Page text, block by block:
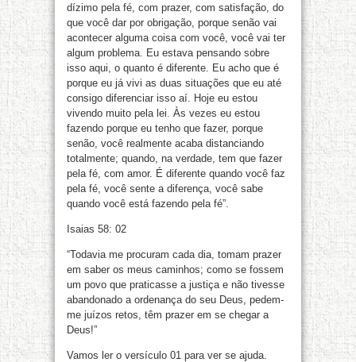
dízimo pela fé, com prazer, com satisfação, do
que você dar por obrigação, porque senão vai
acontecer alguma coisa com você, você vai ter
algum problema. Eu estava pensando sobre
isso aqui, o quanto é diferente. Eu acho que é
porque eu já vivi as duas situações que eu até
consigo diferenciar isso aí. Hoje eu estou
vivendo muito pela lei. Às vezes eu estou
fazendo porque eu tenho que fazer, porque
senão, você realmente acaba distanciando
totalmente; quando, na verdade, tem que fazer
pela fé, com amor. É diferente quando você faz
pela fé, você sente a diferença, você sabe
quando você está fazendo pela fé”.
Isaias 58: 02
“Todavia me procuram cada dia, tomam prazer
em saber os meus caminhos; como se fossem
um povo que praticasse a justiça e não tivesse
abandonado a ordenança do seu Deus, pedem-
me juízos retos, têm prazer em se chegar a
Deus!”
Vamos ler o versículo 01 para ver se ajuda.